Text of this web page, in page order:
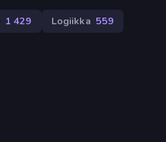
1 429 Logiikka 559